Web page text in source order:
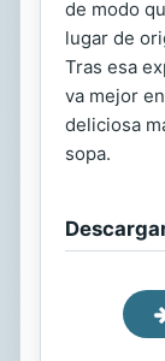
de modo
lugar de
Tras esa
va mejor
deliciosa
sopa.